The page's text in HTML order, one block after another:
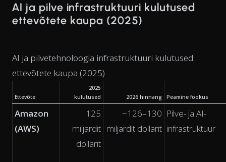
AI ja pilve infrastruktuuri kulutused
ettevõtete kaupa (2025)
AI ja pilvetehnoloogia infrastruktuuri kulutused
ettevõtete kaupa (2025)
Ettevõte
2025
kulutused
2026 hinnang Peamine fookus
Amazon
(AWS)
125
miljardit
dollarit
~126–130
miljardit dollarit
Pilve- ja AI-
infrastruktuur